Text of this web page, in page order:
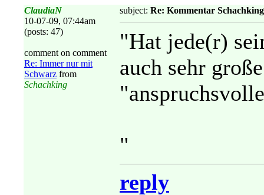
ClaudiaN
10-07-09, 07:44am
(posts: 47)
comment on comment
Re: Immer nur mit
Schwarz from
Schachking
subject: Re: Kommentar Schachking
"Hat jede(r)
auch sehr
"
reply